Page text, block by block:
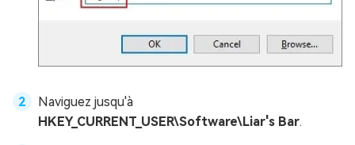
Naviguez jusqu'à
HKEY_CURRENT_USER\Software\Liar's Bar.